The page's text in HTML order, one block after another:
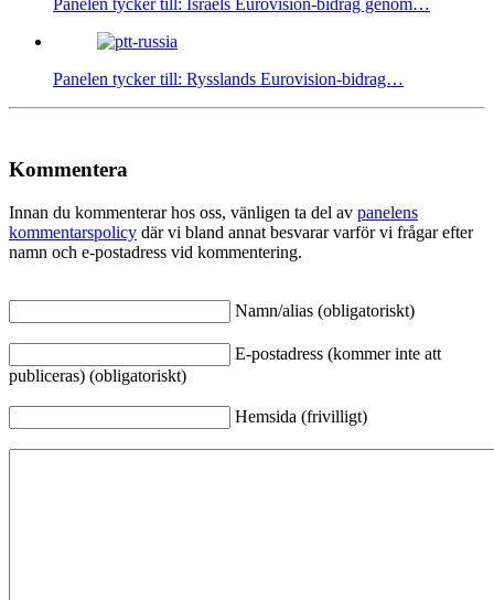
Panelen tycker till: Rysslands Eurovision-bidrag…
Kommentera
Innan du kommenterar hos oss, vänligen ta del av panelens
kommentarspolicy där vi bland annat besvarar varför vi frågar efter
namn och e-postadress vid kommentering.
Namn/alias (obligatoriskt)
E-postadress (kommer inte att
publiceras) (obligatoriskt)
Hemsida (frivilligt)